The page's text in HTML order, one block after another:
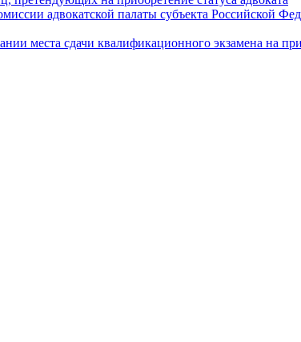
адвокатской палаты субъекта Российской
места сдачи квалификационного экзамена на